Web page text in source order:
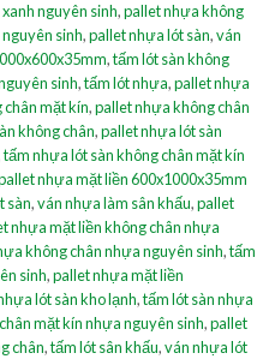
nguyên sinh,pallet nhựa không
sinh,pallet nhựa lót sàn,ván
,tấm lót sàn không
sinh,tấm lót nhựa,pallet nhựa
chân mặt kín,pallet nhựa không chân
không chân,pallet nhựa lót sàn
tấm nhựa lót sàn không chân mặt kín
nhựa mặt liền 600x1000x35mm
sàn,ván nhựa làm sân khấu,pallet
nhựa mặt liền không chân nhựa
không chân nhựa nguyên sinh,tấm
sinh,pallet nhựa mặt liền
lót sàn kho lạnh,tấm lót sàn nhựa
mặt kín nhựa nguyên sinh,pallet
chân,tấm lót sân khấu,ván nhựa lót